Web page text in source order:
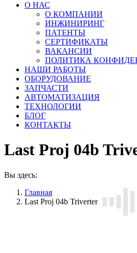
О НАС
О КОМПАНИИ
ИНЖИНИРИНГ
ПАТЕНТЫ
СЕРТИФИКАТЫ
ВАКАНСИИ
ПОЛИТИКА
НАШИ РАБОТЫ
ОБОРУДОВАНИЕ
ЗАПЧАСТИ
АВТОМАТИЗАЦИЯ
ТЕХНОЛОГИИ
БЛОГ
КОНТАКТЫ
Last Proj 04b
Вы здесь:
Главная
Last Proj 04b Triverter